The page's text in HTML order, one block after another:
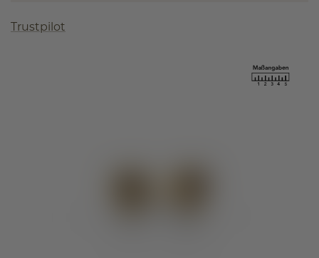
Trustpilot